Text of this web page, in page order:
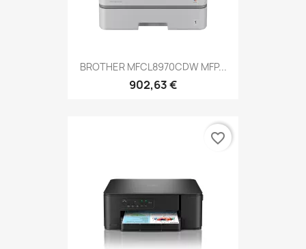
BROTHER MFCL8970CDW MFP...
902,63 €
favorite_border